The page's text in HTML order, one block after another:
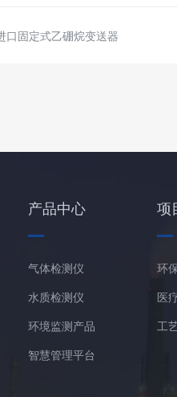
口固定式乙硼烷变送器
产品中心
气体检测仪
水质检测仪
环境监测产品
智慧管理平台
项
环
医
工